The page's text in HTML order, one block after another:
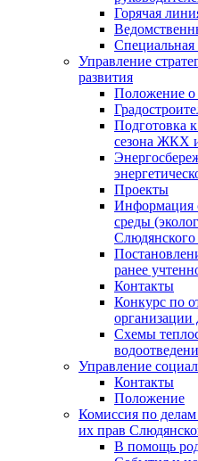
Горячая
Специальная
Управление
развития
Положение о
Подготовка
сезона ЖКХ
Проекты
Информация
среды
ранее
Контакты
Конкурс по
Схемы
Управление
Контакты
Положение
Комиссия по
их прав
В помощь